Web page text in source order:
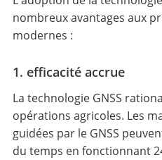
nombreux avantages aux
modernes :
1. efficacité accrue
La technologie GNSS
opérations agricoles. Les
guidées par le GNSS
du temps en fonctionnant